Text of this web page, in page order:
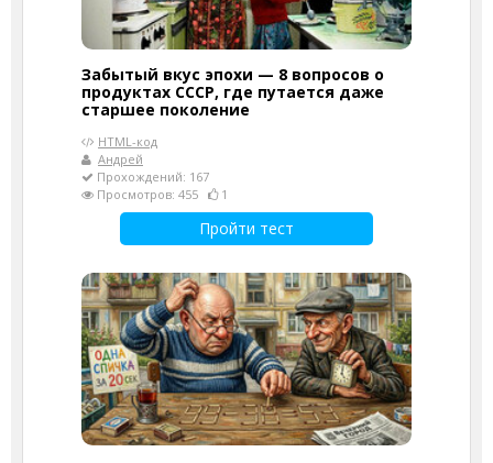
Забытый вкус эпохи — 8 вопросов о
продуктах СССР, где путается даже
старшее поколение
HTML-код
Андрей
Прохождений: 167
Просмотров: 455
1
Пройти тест